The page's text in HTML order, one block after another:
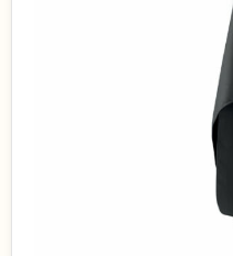
Duurzame keuzes